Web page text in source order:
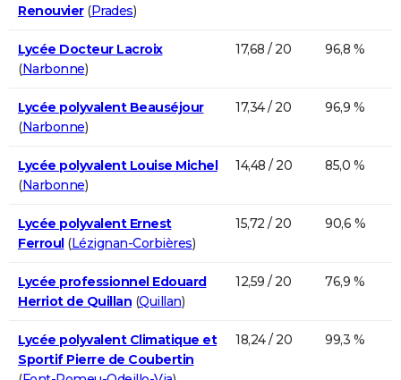
Renouvier(Prades)
Lycée Docteur Lacroix
(Narbonne)
17,68 / 20 96,8 %
Lycée polyvalent Beauséjour
(Narbonne)
17,34 / 20 96,9 %
Lycée polyvalent Louise Michel
(Narbonne)
14,48 / 20 85,0 %
Lycée polyvalent Ernest
Ferroul(Lézignan-Corbières)
15,72 / 20 90,6 %
Lycée professionnel Edouard
Herriot de Quillan (Quillan)
12,59 / 20 76,9 %
Lycée polyvalent Climatique et
Sportif Pierre de Coubertin
18,24 / 20 99,3 %